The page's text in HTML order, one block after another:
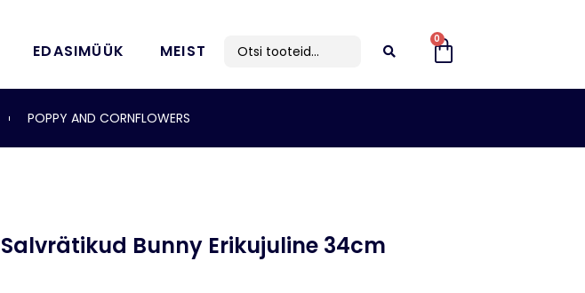
EDASIMÜÜK MEIST
0
POPPY AND CORNFLOWERS
Salvrätikud Bunny Erikujuline 34cm